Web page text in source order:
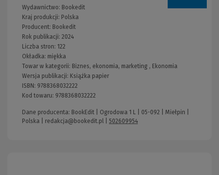
Wydawnictwo: Bookedit
Kraj produkcji: Polska
Producent: Bookedit
Rok publikacji: 2024
Liczba stron: 122
Okładka: miękka
Towar w kategorii: Biznes, ekonomia, marketing , Ekonomia
Wersja publikacji: Książka papier
ISBN: 9788368032222
Kod towaru: 9788368032222
Dane producenta: BookEdit | Ogrodowa 1 L | 05-092 | Miełpin |
Polska | redakcja@bookedit.pl 502609954